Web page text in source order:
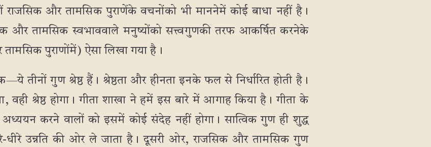
राजसिक और तामसिक पुराणेंके वचनोंको भी माननेमें कोई बाधा नहीं है।
और तामसिक स्वभाववाले मनुष्योंको सत्त्वगुणकी तरफ आकर्षित करनेके
पुराणोंमें) ऐसा लिखा गया है।
तीनों गुण श्रेष्ठ हैं। श्रेष्ठता और हीनता इनके फल से निर्धारित होती है।
वही श्रेष्ठ होगा। गीता शाखा ने हमें इस बारे में आगाह किया है। गीता के
अध्ययन करने वालों को इसमें कोई संदेह नहीं होगा। सात्विक गुण ही शुद्ध
धीरे उन्नति की ओर ले जाता है। दूसरी ओर, राजसिक और तामसिक गुण